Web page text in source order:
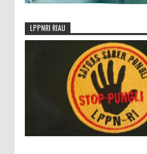
LPPNRI RIAU